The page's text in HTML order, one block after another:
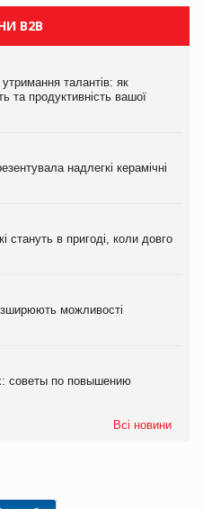
B2B
талантів: як
та продуктивність вашої
надлегкі керамічні
стануть в пригоді, коли довго
можливості
советы по повышению
Всі новини